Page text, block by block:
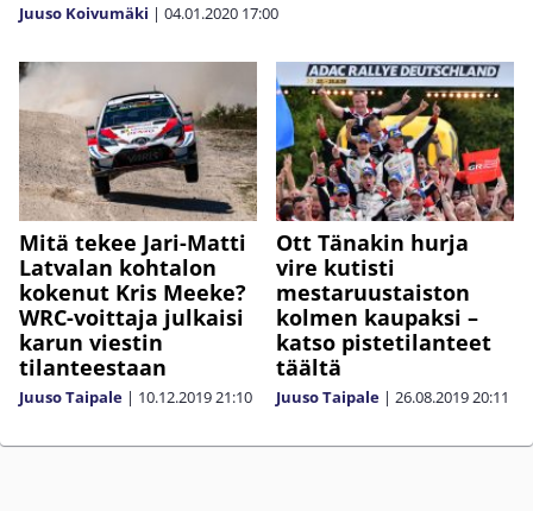
Juuso Koivumäki | 04.01.2020 17:00
Mitä tekee Jari-Matti
Latvalan kohtalon
kokenut Kris Meeke?
WRC-voittaja julkaisi
karun viestin
tilanteestaan
Juuso Taipale | 10.12.201921:10
Ott Tänakin hurja
vire kutisti
mestaruustaiston
kolmen kaupaksi –
katso pistetilanteet
täältä
Juuso Taipale | 26.08.201920:11